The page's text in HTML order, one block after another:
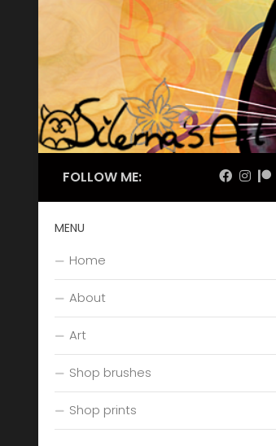
Skip to content
FOLLOW ME:
MENU
Home
About
Art
Shop brushes
Shop prints